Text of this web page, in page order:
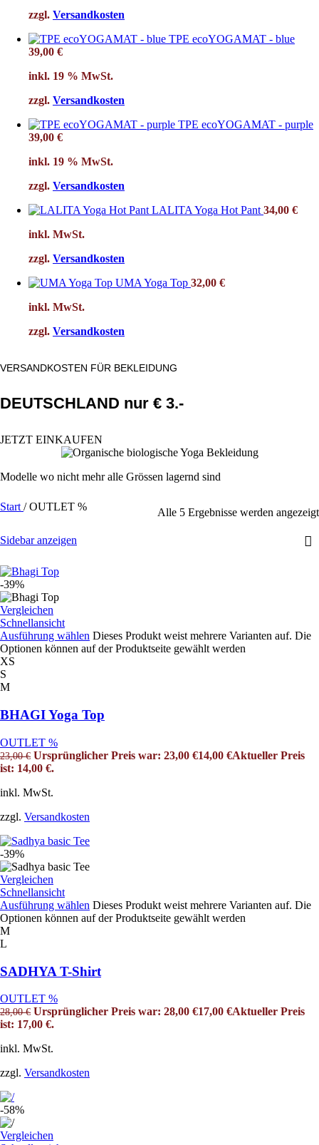
zzgl. Versandkosten
TPE ecoYOGAMAT - blue
39,00 €
inkl. 19 % MwSt.
zzgl. Versandkosten
TPE ecoYOGAMAT - purple
39,00 €
inkl. 19 % MwSt.
zzgl. Versandkosten
LALITA Yoga Hot Pant 34,00 €
inkl. MwSt.
zzgl. Versandkosten
UMA Yoga Top 32,00 €
inkl. MwSt.
zzgl. Versandkosten
VERSANDKOSTEN FÜR BEKLEIDUNG
DEUTSCHLAND nur € 3.-
JETZT EINKAUFEN
Modelle wo nicht mehr alle Grössen lagernd sind
Start/ OUTLET % Alle 5 Ergebnisse werden angezeigt
Sidebar anzeigen
-39%
Vergleichen
Schnellansicht
Ausführung wählen Dieses Produkt weist mehrere Varianten auf. Die
Optionen können auf der Produktseite gewählt werden
XS
S
M
BHAGI Yoga Top
OUTLET %
23,00€ Ursprünglicher Preis war: 23,00 €14,00 €Aktueller Preis
ist: 14,00 €.
inkl. MwSt.
zzgl. Versandkosten
-39%
Vergleichen
Schnellansicht
Ausführung wählen Dieses Produkt weist mehrere Varianten auf. Die
Optionen können auf der Produktseite gewählt werden
M
L
SADHYA T-Shirt
OUTLET %
28,00€ Ursprünglicher Preis war: 28,00 €17,00 €Aktueller Preis
ist: 17,00 €.
inkl. MwSt.
zzgl. Versandkosten
-58%
Vergleichen